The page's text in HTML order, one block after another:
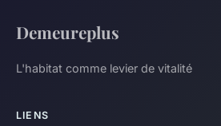
Demeureplus
L'habitat comme levier de vitalité
LIENS